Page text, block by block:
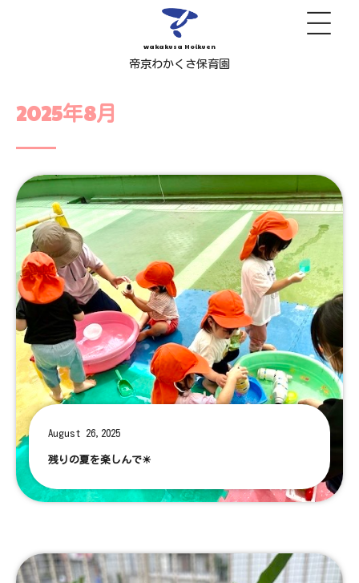
wakakusa Hoikuen
帝京わかくさ保育園
2025年8月
August 26,2025
残りの夏を楽しんで☀